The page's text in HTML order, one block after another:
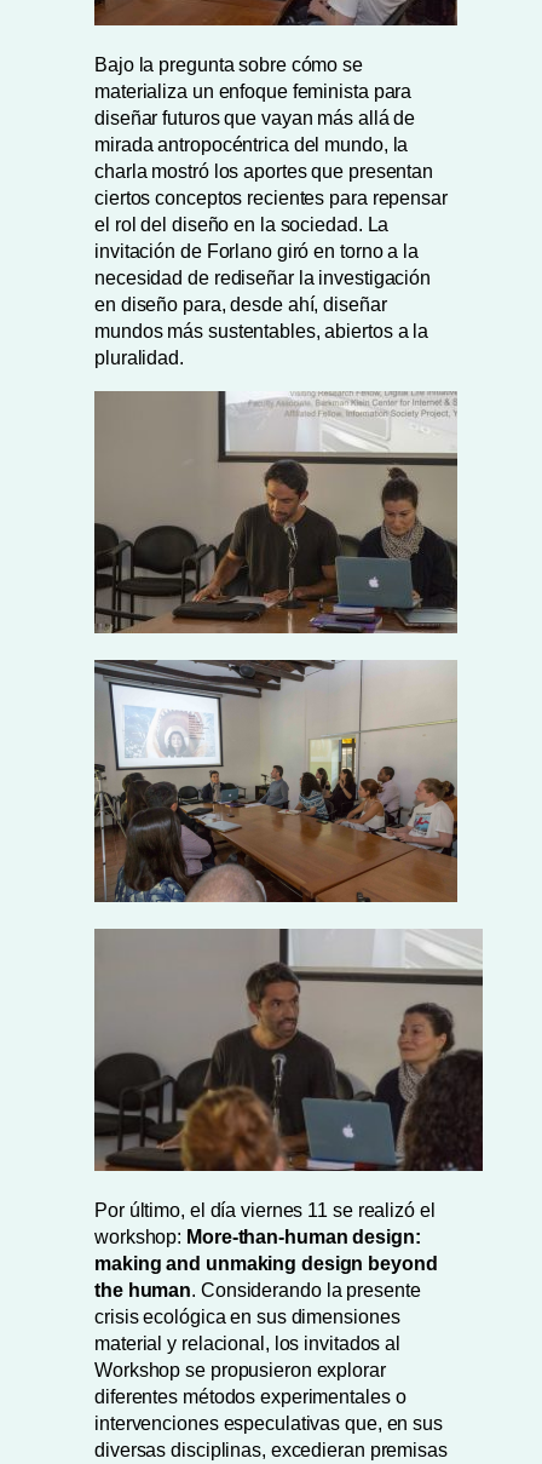
Bajo la pregunta sobre cómo se
materializa un enfoque feminista para
diseñar futuros que vayan más allá de
mirada antropocéntrica del mundo, la
charla mostró los aportes que presentan
ciertos conceptos recientes para repensar
el rol del diseño en la sociedad. La
invitación de Forlano giró en torno a la
necesidad de rediseñar la investigación
en diseño para, desde ahí, diseñar
mundos más sustentables, abiertos a la
pluralidad.
Por último, el día viernes 11 se realizó el
workshop: More-than-human design:
making and unmaking design beyond
the human. Considerando la presente
crisis ecológica en sus dimensiones
material y relacional, los invitados al
Workshop se propusieron explorar
diferentes métodos experimentales o
intervenciones especulativas que, en sus
diversas disciplinas, excedieran premisas